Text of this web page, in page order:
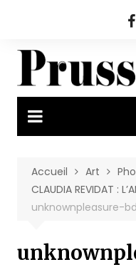
Accueil Art
CLAUDIA REVIDAT :
unknownpleasure-